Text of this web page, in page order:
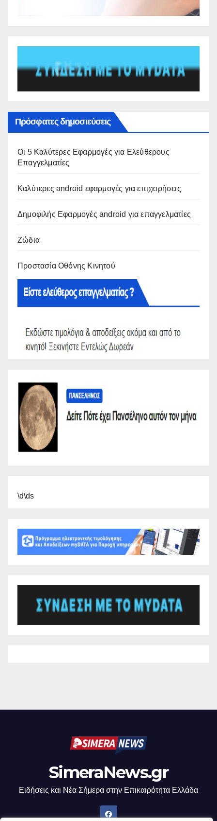
Πρόσφατες δημοσιεύσεις
Οι 5 Καλύτερες Εφαρμογές για Ελεύθερους
Επαγγελματίες
Καλύτερες android εφαρμογές για επιχειρήσεις
Δημοφιλής Εφαρμογές android για επαγγελματίες
Ζώδια
Προστασία Οθόνης Κινητού
\d\ds
SimeraNews.gr
Ειδήσεις και Νέα Σήμερα στην Επικαιρότητα Ελλάδα